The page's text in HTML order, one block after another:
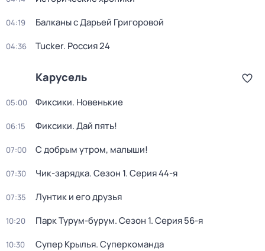
04:19 Балканы с Дарьей Григоровой
04:36 Tucker. Россия 24
Карусель
05:00 Фиксики. Новенькие
06:15 Фиксики. Дай пять!
07:00 С добрым утром, малыши!
07:30 Чик-зарядка. Сезон 1. Серия 44-я
07:35 Лунтик и его друзья
10:20 Парк Турум-бурум. Сезон 1. Серия 56-я
10:30 Супер Крылья. Суперкоманда